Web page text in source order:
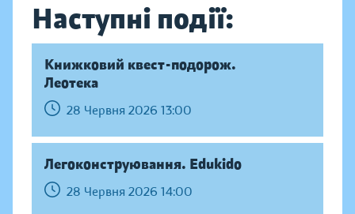
Наступні події:
Книжковий квест-подорож.
Леотека
28 Червня 2026 13:00
Легоконструювання. Edukido
28 Червня 2026 14:00